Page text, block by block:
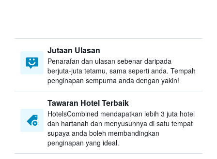
Jutaan Ulasan
Penarafan dan ulasan sebenar daripada
berjuta-juta tetamu, sama seperti anda. Tempah
penginapan sempurna anda dengan yakin!
Tawaran Hotel Terbaik
HotelsCombined mendapatkan lebih 3 juta hotel
dan hartanah dan menyusunnya di satu tempat
supaya anda boleh membandingkan
penginapan yang ideal.